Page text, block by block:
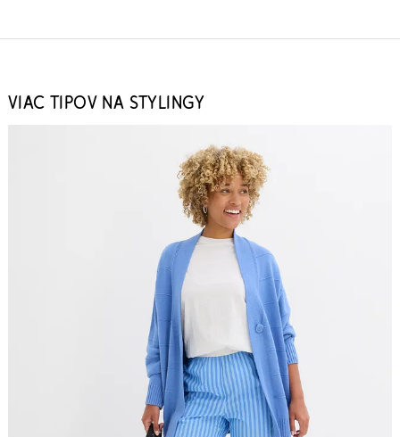
VIAC TIPOV NA STYLINGY